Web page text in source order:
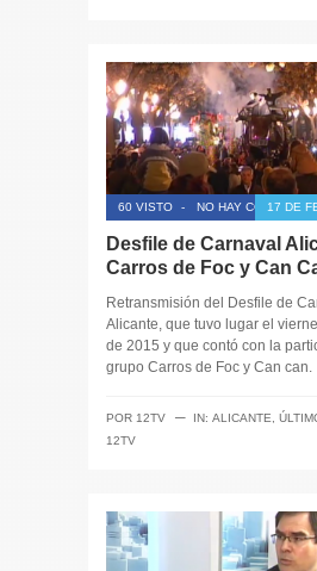
60 VISTO - NO HAY 17 DE
Desfile de Carnaval
Carros de Foc y Can
Retransmisión del Desfile de
Alicante, que tuvo lugar el
de 2015 y que contó con la
grupo Carros de Foc y Can can.
POR 12TV ─ IN: ALICANTE
12TV